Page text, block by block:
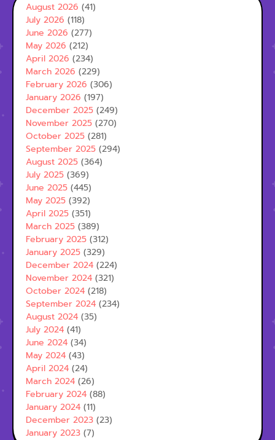
August 2026 (41)
July 2026 (118)
June 2026 (277)
May 2026 (212)
April 2026 (234)
March 2026 (229)
February 2026 (306)
January 2026 (197)
December 2025 (249)
November 2025 (270)
October 2025 (281)
September 2025 (294)
August 2025 (364)
July 2025 (369)
June 2025 (445)
May 2025 (392)
April 2025 (351)
March 2025 (389)
February 2025 (312)
January 2025 (329)
December 2024 (224)
November 2024 (321)
October 2024 (218)
September 2024 (234)
August 2024 (35)
July 2024 (41)
June 2024 (34)
May 2024 (43)
April 2024 (24)
March 2024 (26)
February 2024 (88)
January 2024 (11)
December 2023 (23)
January 2023 (7)